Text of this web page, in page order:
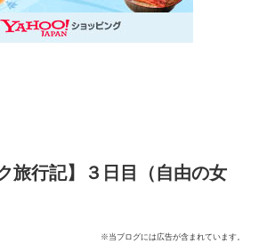
旅行記】３日目（自由の女
※当ブログには広告が含まれています。